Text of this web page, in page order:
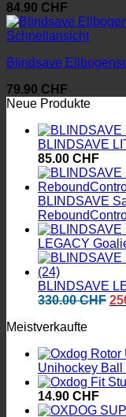
84.90 CHF
Schnellansicht
Blindsave
79.90 CHF
Neue Produkte
BLINDSAVE
85.00 CHF
BLINDSAVE
LEGACY
BLINDSAVE
330.00CHF
Meistverkaufte
Unihockey Ball
14.90 CHF